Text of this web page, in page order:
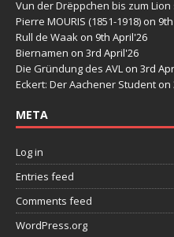
Vun der Drëppchen bis zum
Pierre MOURIS (1851-1918) on
Rull de Waak on 9th April'26
Biernamen on 3rd April'26
Die Gründung des AVL on 3rd
Eckert: Der Aachener Student on
META
Log in
Entries feed
Comments feed
WordPress.org